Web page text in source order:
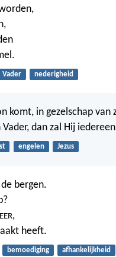
Vader nederigheid
komt, in gezelschap van
dan zal Hij
engelen Jezus
bergen.
,
heeft.
bemoediging afhankelijkheid